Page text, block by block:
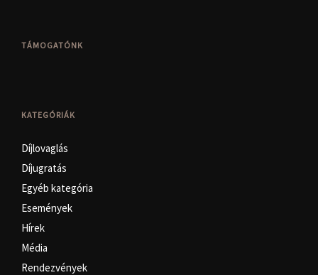
TÁMOGATÓNK
KATEGÓRIÁK
Díjlovaglás
Díjugratás
Egyéb kategória
Események
Hírek
Média
Rendezvények